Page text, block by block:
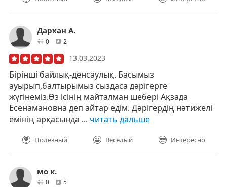
Дархан А.
0друзей
2
13.03.2023
Бірінші байлық-денсаулық. Басымыз
ауырып,балтырымыз сыздаса дәрігерге
жүгінеміз.Өз ісінің майталман шебері Ақзада
Есенамановна деп айтар едім. Дәрігердің нәтижелі
емінің арқасында ... читать дальше
Полезный Весёлый Интересно
мо к.
0друзей
5отзывов